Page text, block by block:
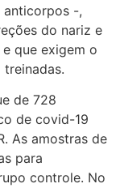
anticorpos -,
do nariz e
que exigem o
de 728
de covid-19
As amostras de
para
controle. No